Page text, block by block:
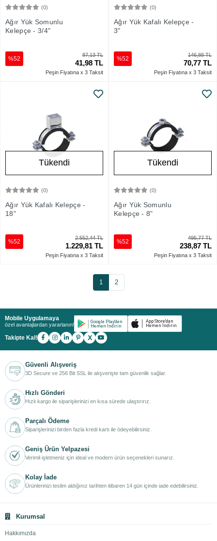
(0)
Ağır Yük Somunlu
Kelepçe - 3/4"
87,13 TL
41,98 TL
%52
Peşin Fiyatına x 3 Taksit
(0)
Ağır Yük Kafalı Kelepçe -
3"
146,88 TL
70,77 TL
%52
Peşin Fiyatına x 3 Taksit
Tükendi
(0)
Ağır Yük Kafalı Kelepçe -
18"
2.552,44 TL
1.229,81 TL
%52
Peşin Fiyatına x 3 Taksit
Tükendi
(0)
Ağır Yük Somunlu
Kelepçe - 8"
495,77 TL
238,87 TL
%52
Peşin Fiyatına x 3 Taksit
1 2
Mobile Uygulamaya
özel avantajlardan yararlanın!
Takipte Kal! X
Güvenli Alışveriş
3D Secure ve 256 Bit SSL ile alışverişte tam güvenlik sağlar.
Hızlı Gönderi
Hızlı kargo ile siparişlerinizi en kısa sürede ulaştırırız.
Parçalı Ödeme
Siparişlerinizi birden fazla kredi kartı ile ödeyebilirsiniz.
Geniş Ürün Yelpazesi
Verimli işletmeniz için ideal ve modern ürün seçenekleri sunarız.
Kolay İade
Ürünlerinizi teslim aldığınız tarihten itibaren 14 gün içinde iade edebilirsiniz.
Kurumsal
Hakkımızda